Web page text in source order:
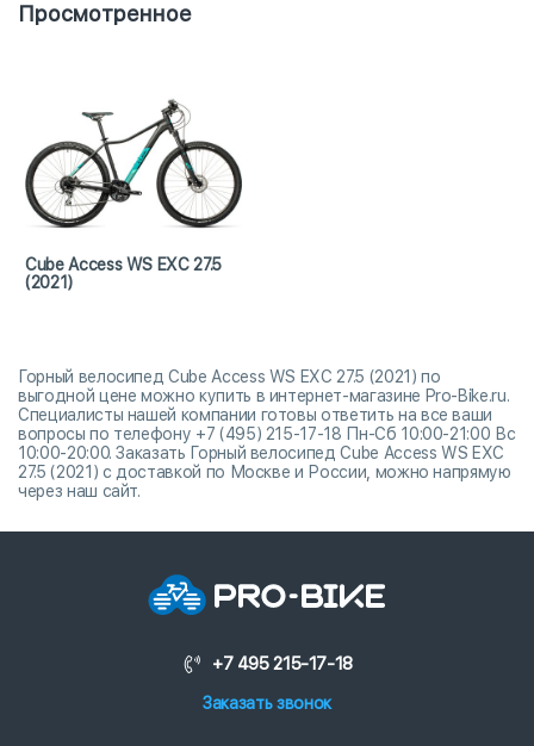
Просмотренное
Cube Access WS EXC 27.5
(2021)
Горный велосипед Cube Access WS EXC 27.5 (2021) по
выгодной цене можно купить в интернет-магазине Pro-Bike.ru.
Специалисты нашей компании готовы ответить на все ваши
вопросы по телефону +7 (495) 215-17-18 Пн-Сб 10:00-21:00 Вс
10:00-20:00. Заказать Горный велосипед Cube Access WS EXC
27.5 (2021) с доставкой по Москве и России, можно напрямую
через наш сайт.
+7 495 215-17-18
Заказать звонок